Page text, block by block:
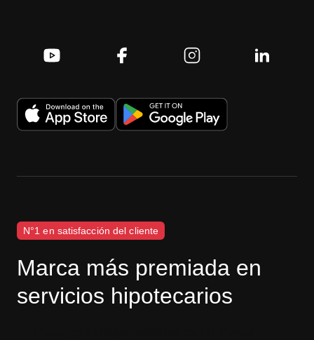
N°1 en satisfacción del cliente
Marca más premiada en
servicios hipotecarios